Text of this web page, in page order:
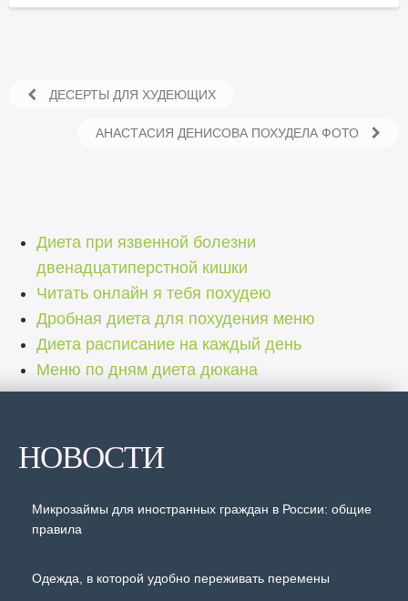
ДЕСЕРТЫ ДЛЯ ХУДЕЮЩИХ
АНАСТАСИЯ ДЕНИСОВА ПОХУДЕЛА ФОТО
Диета при язвенной болезни
двенадцатиперстной кишки
Читать онлайн я тебя похудею
Дробная диета для похудения меню
Диета расписание на каждый день
Меню по дням диета дюкана
НОВОСТИ
Микрозаймы для иностранных граждан в России: общие
правила
Одежда, в которой удобно переживать перемены